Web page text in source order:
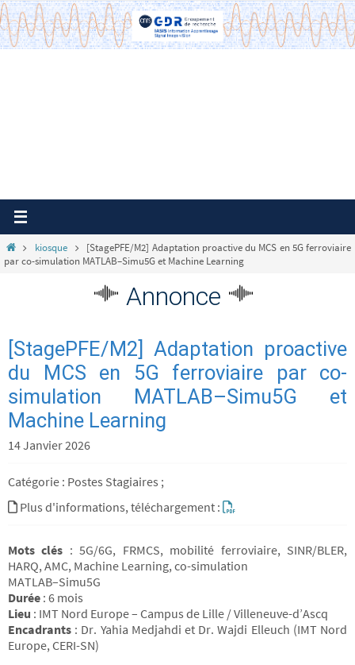
Passer
vers
le
Homekiosque
[StagePFE/M2] Adaptation proactive du MCS en 5G ferroviaire
par co-simulation MATLAB–Simu5G et Machine Learning
Annonce
[StagePFE/M2] Adaptation proactive
du MCS en 5G ferroviaire par co-
simulation MATLAB–Simu5G et
Machine Learning
14 Janvier 2026
Catégorie : Postes Stagiaires ;
Plus d'informations, téléchargement :
Mots clés : 5G/6G, FRMCS, mobilité ferroviaire, SINR/BLER,
HARQ, AMC, Machine Learning, co-simulation
MATLAB–Simu5G
Durée : 6 mois
Lieu : IMT Nord Europe – Campus de Lille / Villeneuve-d’Ascq
Encadrants : Dr. Yahia Medjahdi et Dr. Wajdi Elleuch (IMT Nord
Europe, CERI-SN)